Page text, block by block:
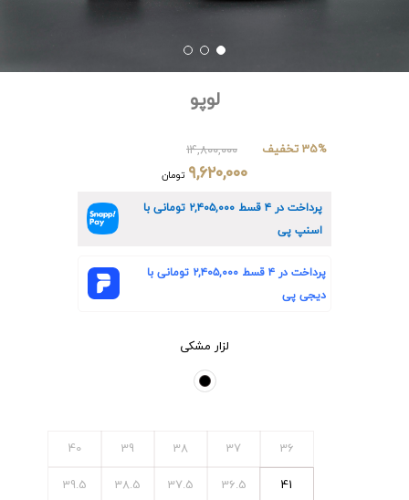
لوپو
35% تخفیف ۱۴,۸۰۰,۰۰۰
۹,۶۲۰,۰۰۰ تومان
پرداخت در ۴ قسط ۲,۴۰۵,۰۰۰ تومانی با
اسنپ پی
پرداخت در ۴ قسط ۲,۴۰۵,۰۰۰ تومانی با
دیجی پی
لزار مشکی
36
37
38
39
40
41
36.5
37.5
38.5
39.5